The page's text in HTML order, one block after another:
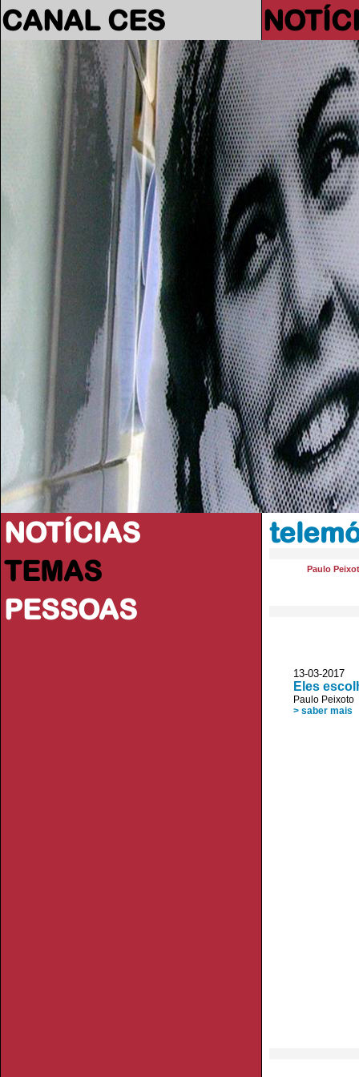
CANAL CES
NOTÍCIAS
TEMAS
PESSOAS
Paulo
13-03-2017
Eles
Paulo Peixoto
> saber mais